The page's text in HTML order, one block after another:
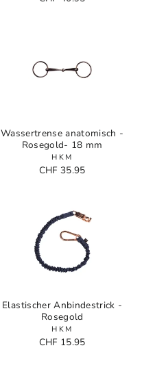
Wassertrense anatomisch -
Rosegold- 18 mm
HKM
CHF 35.95
Elastischer Anbindestrick -
Rosegold
HKM
CHF 15.95